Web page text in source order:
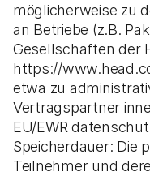
möglicherweise zu
an Betriebe (z.B.
Gesellschaften der
https://
etwa zu
Vertragspartner
EU/EWR
Speicherdauer: Die
Teilnehmer und